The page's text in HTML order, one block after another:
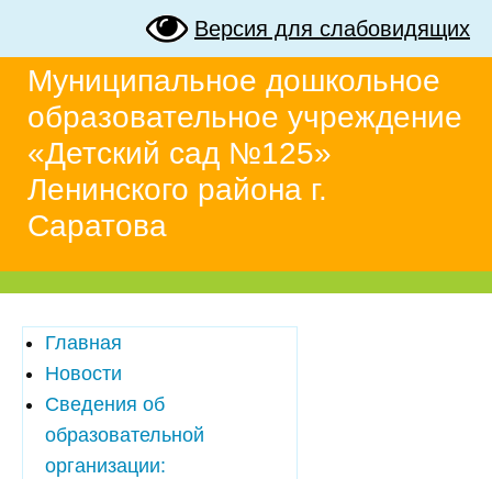
Версия для слабовидящих
Муниципальное дошкольное
образовательное учреждение
«Детский сад №125»
Ленинского района г.
Саратова
Главная
Новости
Сведения об
образовательной
организации: